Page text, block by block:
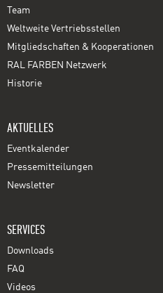
Team
Weltweite Vertriebsstellen
Mitgliedschaften & Kooperationen
RAL FARBEN Netzwerk
Historie
AKTUELLES
Eventkalender
Pressemitteilungen
Newsletter
SERVICES
Downloads
FAQ
Videos